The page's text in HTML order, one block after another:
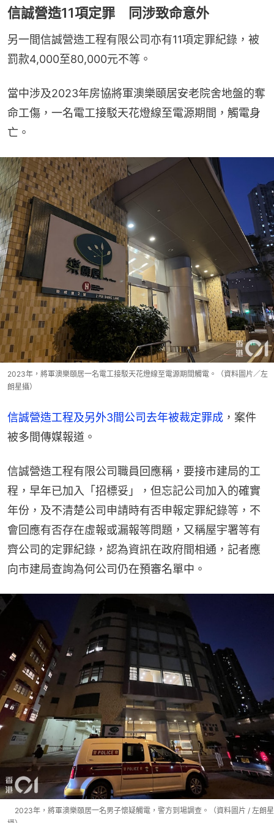
信誠營造11項定罪 同涉致命意外
另一間信誠營造工程有限公司亦有11項定罪紀錄，被
罰款4,000至80,000元不等。
當中涉及2023年房協將軍澳樂頤居安老院舍地盤的奪
命工傷，一名電工接駁天花燈線至電源期間，觸電身
亡。
2023年，將軍澳樂頤居一名電工接駁天花燈線至電源期間觸電。（資料圖片／左
朗星攝）
信誠營造工程及另外3間公司去年被裁定罪成 ，案件
被多間傳媒報道。
信誠營造工程有限公司職員回應稱，要接市建局的工
程，早年已加入「招標妥」，但忘記公司加入的確實
年份，及不清楚公司申請時有否申報定罪紀錄等，不
會回應有否存在虛報或漏報等問題，又稱屋宇署等有
齊公司的定罪紀錄，認為資訊在政府間相通，記者應
向市建局查詢為何公司仍在預審名單中。
2023年，將軍澳樂頤居一名男子懷疑觸電，警方到場調查。（資料圖片 / 左朗星